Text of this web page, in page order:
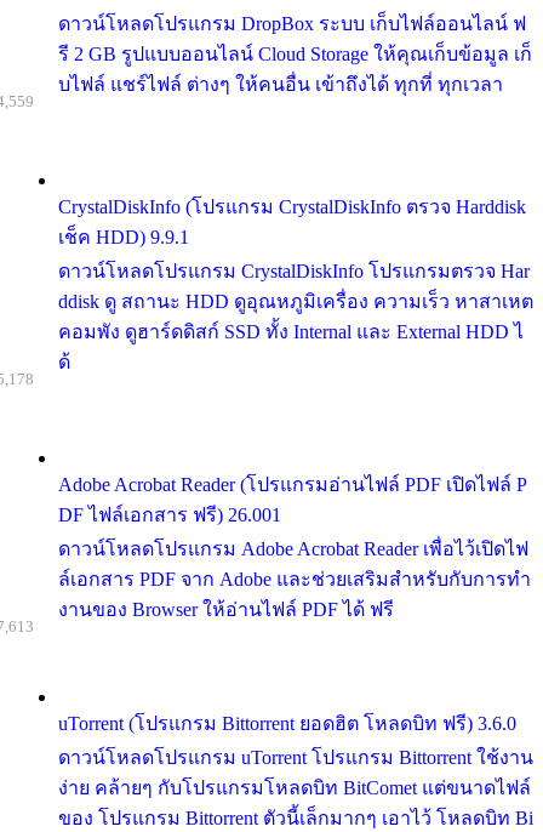
ดาวน์โหลดโปรแกรม DropBox ระบบ เก็บไฟล์ออนไลน์ ฟ
รี 2 GB รูปแบบออนไลน์ Cloud Storage ให้คุณเก็บข้อมูล เก็
บไฟล์ แชร์ไฟล์ ต่างๆ ให้คนอื่น เข้าถึงได้ ทุกที่ ทุกเวลา
CrystalDiskInfo (โปรแกรม CrystalDiskInfo ตรวจ Harddisk
เช็ค HDD) 9.9.1
ดาวน์โหลดโปรแกรม CrystalDiskInfo โปรแกรมตรวจ Har
ddisk ดู สถานะ HDD ดูอุณหภูมิเครื่อง ความเร็ว หาสาเหต
คอมพัง ดูฮาร์ดดิสก์ SSD ทั้ง Internal และ External HDD ไ
ด้
Adobe Acrobat Reader (โปรแกรมอ่านไฟล์ PDF เปิดไฟล์ P
DF ไฟล์เอกสาร ฟรี) 26.001
ดาวน์โหลดโปรแกรม Adobe Acrobat Reader เพื่อไว้เปิดไฟ
ล์เอกสาร PDF จาก Adobe และช่วยเสริมสำหรับกับการทำ
งานของ Browser ให้อ่านไฟล์ PDF ได้ ฟรี
uTorrent (โปรแกรม Bittorrent ยอดฮิต โหลดบิท ฟรี) 3.6.0
ดาวน์โหลดโปรแกรม uTorrent โปรแกรม Bittorrent ใช้งาน
ง่าย คล้ายๆ กับโปรแกรมโหลดบิท BitComet แต่ขนาดไฟล์
ของ โปรแกรม Bittorrent ตัวนี้เล็กมากๆ เอาไว้ โหลดบิท Bi